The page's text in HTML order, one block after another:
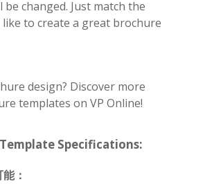
changed. Just match the
to create a great brochure
design? Discover more
templates on VP Online!
Template Specifications:
：